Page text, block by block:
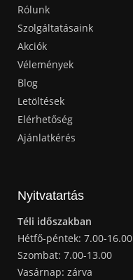
Rólunk
Szolgáltatásaink
Akciók
Vélemények
Blog
Letöltések
Elérhetőség
Ajánlatkérés
Nyitvatartás
Téli időszakban
Hétfő-péntek: 7.00-16.00
Szombat: 7.00-13.00
Vasárnap: zárva